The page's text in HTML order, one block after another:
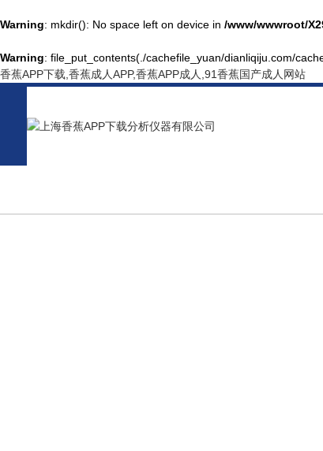
Warning: mkdir(): No space left on device in /www/wwwroot/
Warning: file_put_contents(./cachefile_yuan/dianliqiju.com/
香蕉APP下载,香蕉成人APP,香蕉APP成人,91香蕉国产成人网站